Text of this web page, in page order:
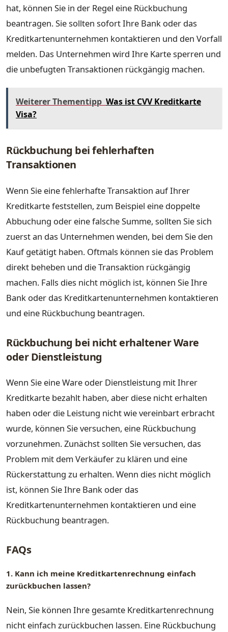
hat, können Sie in der Regel eine Rückbuchung
beantragen. Sie sollten sofort Ihre Bank oder das
Kreditkartenunternehmen kontaktieren und den Vorfall
melden. Das Unternehmen wird Ihre Karte sperren und
die unbefugten Transaktionen rückgängig machen.
Weiterer Thementipp Was ist CVV Kreditkarte
Visa?
Rückbuchung bei fehlerhaften
Transaktionen
Wenn Sie eine fehlerhafte Transaktion auf Ihrer
Kreditkarte feststellen, zum Beispiel eine doppelte
Abbuchung oder eine falsche Summe, sollten Sie sich
zuerst an das Unternehmen wenden, bei dem Sie den
Kauf getätigt haben. Oftmals können sie das Problem
direkt beheben und die Transaktion rückgängig
machen. Falls dies nicht möglich ist, können Sie Ihre
Bank oder das Kreditkartenunternehmen kontaktieren
und eine Rückbuchung beantragen.
Rückbuchung bei nicht erhaltener Ware
oder Dienstleistung
Wenn Sie eine Ware oder Dienstleistung mit Ihrer
Kreditkarte bezahlt haben, aber diese nicht erhalten
haben oder die Leistung nicht wie vereinbart erbracht
wurde, können Sie versuchen, eine Rückbuchung
vorzunehmen. Zunächst sollten Sie versuchen, das
Problem mit dem Verkäufer zu klären und eine
Rückerstattung zu erhalten. Wenn dies nicht möglich
ist, können Sie Ihre Bank oder das
Kreditkartenunternehmen kontaktieren und eine
Rückbuchung beantragen.
FAQs
1. Kann ich meine Kreditkartenrechnung einfach
zurückbuchen lassen?
Nein, Sie können Ihre gesamte Kreditkartenrechnung
nicht einfach zurückbuchen lassen. Eine Rückbuchung